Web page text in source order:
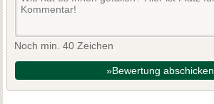
Noch min. 40 Zeichen
»Bewertung abschicken